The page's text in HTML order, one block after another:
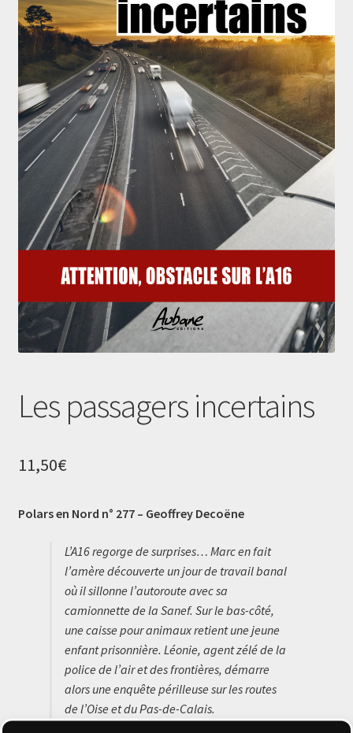
Les passagers incertains
11,50€
Polars en Nord n° 277 – Geoffrey Decoëne
L’A16 regorge de surprises… Marc en fait
l’amère découverte un jour de travail banal
où il sillonne l’autoroute avec sa
camionnette de la Sanef. Sur le bas-côté,
une caisse pour animaux retient une jeune
enfant prisonnière. Léonie, agent zélé de la
police de l’air et des frontières, démarre
alors une enquête périlleuse sur les routes
de l’Oise et du Pas-de-Calais.